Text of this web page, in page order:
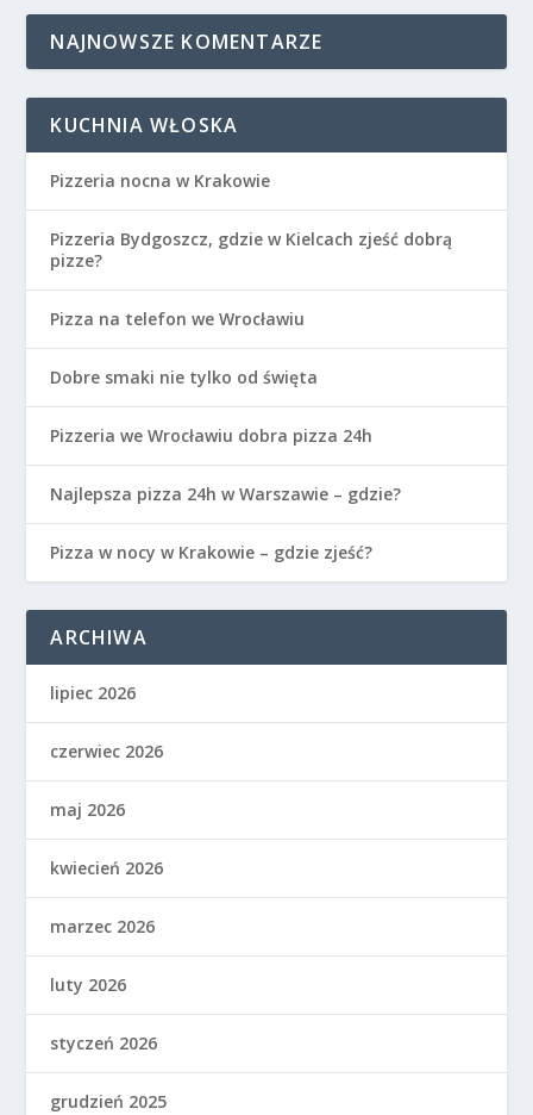
NAJNOWSZE KOMENTARZE
KUCHNIA WŁOSKA
Pizzeria nocna w Krakowie
Pizzeria Bydgoszcz, gdzie w Kielcach zjeść dobrą
pizze?
Pizza na telefon we Wrocławiu
Dobre smaki nie tylko od święta
Pizzeria we Wrocławiu dobra pizza 24h
Najlepsza pizza 24h w Warszawie – gdzie?
Pizza w nocy w Krakowie – gdzie zjeść?
ARCHIWA
lipiec 2026
czerwiec 2026
maj 2026
kwiecień 2026
marzec 2026
luty 2026
styczeń 2026
grudzień 2025